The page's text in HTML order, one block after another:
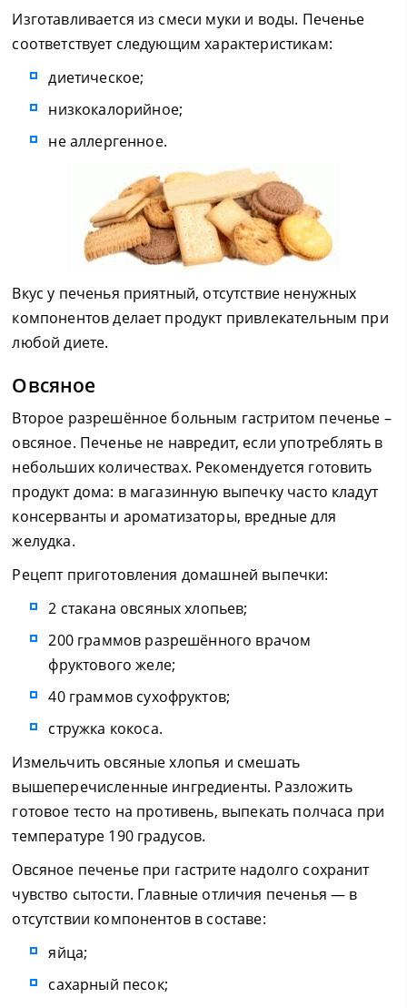
Изготавливается из смеси муки и воды. Печенье
соответствует следующим характеристикам:
диетическое;
низкокалорийное;
не аллергенное.
Вкус у печенья приятный, отсутствие ненужных
компонентов делает продукт привлекательным при
любой диете.
Овсяное
Второе разрешённое больным гастритом печенье –
овсяное. Печенье не навредит, если употреблять в
небольших количествах. Рекомендуется готовить
продукт дома: в магазинную выпечку часто кладут
консерванты и ароматизаторы, вредные для
желудка.
Рецепт приготовления домашней выпечки:
2 стакана овсяных хлопьев;
200 граммов разрешённого врачом
фруктового желе;
40 граммов сухофруктов;
стружка кокоса.
Измельчить овсяные хлопья и смешать
вышеперечисленные ингредиенты. Разложить
готовое тесто на противень, выпекать полчаса при
температуре 190 градусов.
Овсяное печенье при гастрите надолго сохранит
чувство сытости. Главные отличия печенья — в
отсутствии компонентов в составе:
яйца;
сахарный песок;